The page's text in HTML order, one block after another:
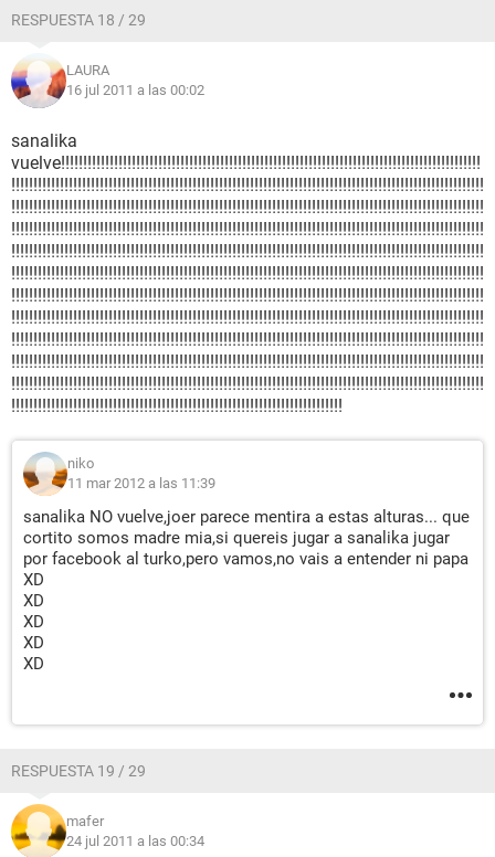
RESPUESTA 18 / 29
LAURA
16 jul 2011 a las 00:02
sanalika
vuelve!!!!!!!!!!!!!!!!!!!!!!!!!!!!!!!!!!!!!!!!!!!!!!!!!!!!!!!!!!!!!!!!!!!!!!!!!!!!!!!!!!!!!!!!!!!!!!!
!!!!!!!!!!!!!!!!!!!!!!!!!!!!!!!!!!!!!!!!!!!!!!!!!!!!!!!!!!!!!!!!!!!!!!!!!!!!!!!!!!!!!!!!!!!!!!!!!!!!!!!!!!!
!!!!!!!!!!!!!!!!!!!!!!!!!!!!!!!!!!!!!!!!!!!!!!!!!!!!!!!!!!!!!!!!!!!!!!!!!!!!!!!!!!!!!!!!!!!!!!!!!!!!!!!!!!!
!!!!!!!!!!!!!!!!!!!!!!!!!!!!!!!!!!!!!!!!!!!!!!!!!!!!!!!!!!!!!!!!!!!!!!!!!!!!!!!!!!!!!!!!!!!!!!!!!!!!!!!!!!!
!!!!!!!!!!!!!!!!!!!!!!!!!!!!!!!!!!!!!!!!!!!!!!!!!!!!!!!!!!!!!!!!!!!!!!!!!!!!!!!!!!!!!!!!!!!!!!!!!!!!!!!!!!!
!!!!!!!!!!!!!!!!!!!!!!!!!!!!!!!!!!!!!!!!!!!!!!!!!!!!!!!!!!!!!!!!!!!!!!!!!!!!!!!!!!!!!!!!!!!!!!!!!!!!!!!!!!!
!!!!!!!!!!!!!!!!!!!!!!!!!!!!!!!!!!!!!!!!!!!!!!!!!!!!!!!!!!!!!!!!!!!!!!!!!!!!!!!!!!!!!!!!!!!!!!!!!!!!!!!!!!!
!!!!!!!!!!!!!!!!!!!!!!!!!!!!!!!!!!!!!!!!!!!!!!!!!!!!!!!!!!!!!!!!!!!!!!!!!!!!!!!!!!!!!!!!!!!!!!!!!!!!!!!!!!!
!!!!!!!!!!!!!!!!!!!!!!!!!!!!!!!!!!!!!!!!!!!!!!!!!!!!!!!!!!!!!!!!!!!!!!!!!!!!!!!!!!!!!!!!!!!!!!!!!!!!!!!!!!!
!!!!!!!!!!!!!!!!!!!!!!!!!!!!!!!!!!!!!!!!!!!!!!!!!!!!!!!!!!!!!!!!!!!!!!!!!!!!!!!!!!!!!!!!!!!!!!!!!!!!!!!!!!!
!!!!!!!!!!!!!!!!!!!!!!!!!!!!!!!!!!!!!!!!!!!!!!!!!!!!!!!!!!!!!!!!!!!!!!!!!!!!!!!!!!!!!!!!!!!!!!!!!!!!!!!!!!!
!!!!!!!!!!!!!!!!!!!!!!!!!!!!!!!!!!!!!!!!!!!!!!!!!!!!!!!!!!!!!!!!!!!!!!!!!!!
niko
11 mar 2012 a las 11:39
sanalika NO vuelve,joer parece mentira a estas alturas... que
cortito somos madre mia,si quereis jugar a sanalika jugar
por facebook al turko,pero vamos,no vais a entender ni papa
XD
XD
XD
XD
XD
RESPUESTA 19 / 29
mafer
24 jul 2011 a las 00:34